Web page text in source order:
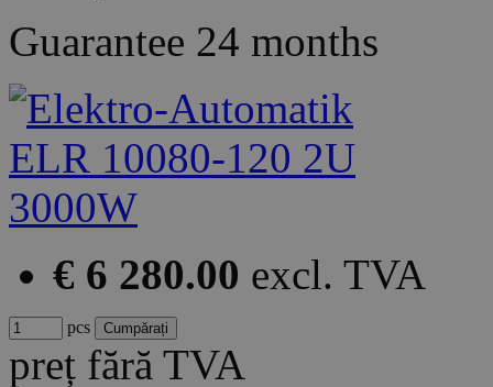
Guarantee 24 months
€ 6 280.00 excl. TVA
pcs
preț fără TVA